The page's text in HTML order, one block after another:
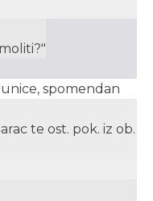
spomendan
te ost. pok. iz ob.